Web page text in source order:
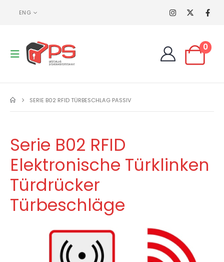
ENG
0
SERIE B02 RFID TÜRBESCHLAG PASSIV
Serie B02 RFID
Elektronische Türklinken
Türdrücker
Türbeschläge